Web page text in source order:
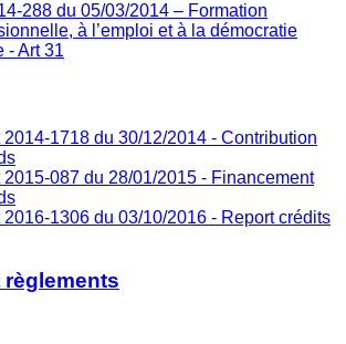
288 du 05/03/2014 – Formation
à l’emploi et à la démocratie
- Art 31
2014-1718 du 30/12/2014 - Contribution
2015-087 du 28/01/2015 - Financement
2016-1306 du 03/10/2016 - Report crédits